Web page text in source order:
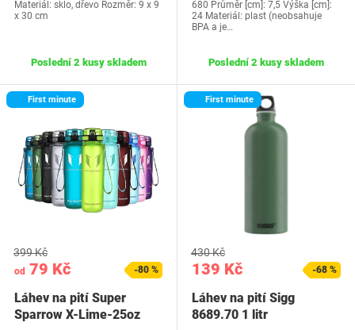
Materiál: sklo, dřevo Rozměr: ‎9 x 9
x 30 cm
Poslední 2 kusy skladem
680 Průměr [cm]: 7,5 Výška [cm]:
24 Materiál: plast (neobsahuje
BPA a je…
Poslední 2 kusy skladem
First minute
od 79 Kč
399 Kč
-80 %
Láhev na pití Super
Sparrow X-Lime-25oz
First minute
139 Kč
430 Kč
-68 %
Láhev na pití Sigg
8689.70 1 litr